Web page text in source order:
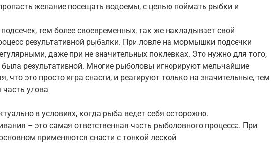
желание посещать водоемы, с целью поймать рыбки и
тем более своевременных, так же накладывает свой
результативной рыбалки. При ловле на мормышки подсечки
даже при не значительных поклевках. Это нужно для того,
результативной. Многие рыболовы игнорируют мельчайшие
что это просто игра снасти, и реагируют только на значительные, тем
улова
в условиях, когда рыба ведет себя осторожно.
– это самая ответственная часть рыболовного процесса. При
применяются снасти с тонкой леской